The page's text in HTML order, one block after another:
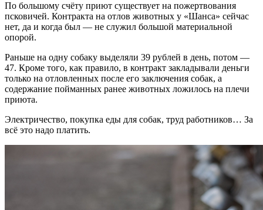
По большому счёту приют существует на пожертвования
псковичей. Контракта на отлов животных у «Шанса» сейчас
нет, да и когда был — не служил большой материальной
опорой.
Раньше на одну собаку выделяли 39 рублей в день, потом —
47. Кроме того, как правило, в контракт закладывали деньги
только на отловленных после его заключения собак, а
содержание пойманных ранее животных ложилось на плечи
приюта.
Электричество, покупка еды для собак, труд работников… За
всё это надо платить.